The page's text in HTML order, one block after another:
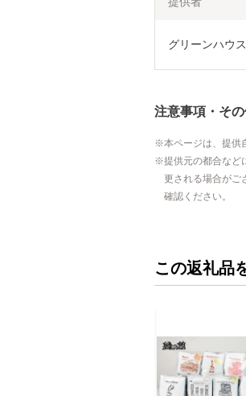
グリーンハウ
注意事項・そ
本ページは、提供
提供元の都合など
更される場合がご
確認ください。
この返礼品